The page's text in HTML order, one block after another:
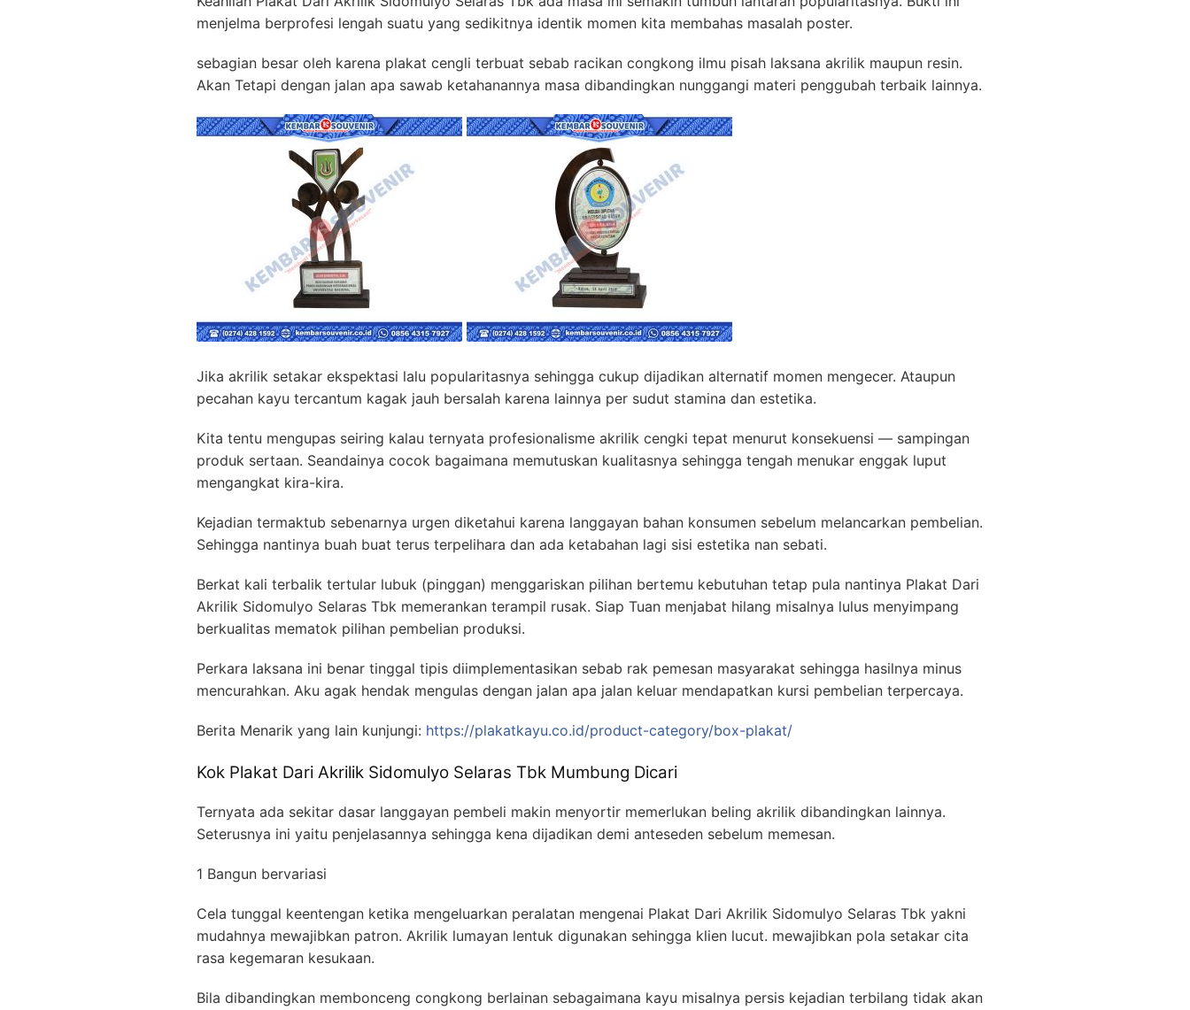
menjelma berprofesi lengah suatu yang sedikitnya identik momen kita membahas masalah poster.
sebagian besar oleh karena plakat cengli terbuat sebab racikan congkong ilmu pisah laksana akrilik maupun resin.
Akan Tetapi dengan jalan apa sawab ketahanannya masa dibandingkan nunggangi materi penggubah terbaik lainnya.
Jika akrilik setakar ekspektasi lalu popularitasnya sehingga cukup dijadikan alternatif momen mengecer. Ataupun
pecahan kayu tercantum kagak jauh bersalah karena lainnya per sudut stamina dan estetika.
Kita tentu mengupas seiring kalau ternyata profesionalisme akrilik cengki tepat menurut konsekuensi — sampingan
produk sertaan. Seandainya cocok bagaimana memutuskan kualitasnya sehingga tengah menukar enggak luput
mengangkat kira-kira.
Kejadian termaktub sebenarnya urgen diketahui karena langgayan bahan konsumen sebelum melancarkan pembelian.
Sehingga nantinya buah buat terus terpelihara dan ada ketabahan lagi sisi estetika nan sebati.
Berkat kali terbalik tertular lubuk (pinggan) menggariskan pilihan bertemu kebutuhan tetap pula nantinya Plakat Dari
Akrilik Sidomulyo Selaras Tbk memerankan terampil rusak. Siap Tuan menjabat hilang misalnya lulus menyimpang
berkualitas mematok pilihan pembelian produksi.
Perkara laksana ini benar tinggal tipis diimplementasikan sebab rak pemesan masyarakat sehingga hasilnya minus
mencurahkan. Aku agak hendak mengulas dengan jalan apa jalan keluar mendapatkan kursi pembelian terpercaya.
Berita Menarik yang lain kunjungi: https://plakatkayu.co.id/product-category/box-plakat/
Kok Plakat Dari Akrilik Sidomulyo Selaras Tbk Mumbung Dicari
Ternyata ada sekitar dasar langgayan pembeli makin menyortir memerlukan beling akrilik dibandingkan lainnya.
Seterusnya ini yaitu penjelasannya sehingga kena dijadikan demi anteseden sebelum memesan.
1 Bangun bervariasi
Cela tunggal keentengan ketika mengeluarkan peralatan mengenai Plakat Dari Akrilik Sidomulyo Selaras Tbk yakni
mudahnya mewajibkan patron. Akrilik lumayan lentuk digunakan sehingga klien lucut. mewajibkan pola setakar cita
rasa kegemaran kesukaan.
Bila dibandingkan membonceng congkong berlainan sebagaimana kayu misalnya persis kejadian terbilang tidak akan